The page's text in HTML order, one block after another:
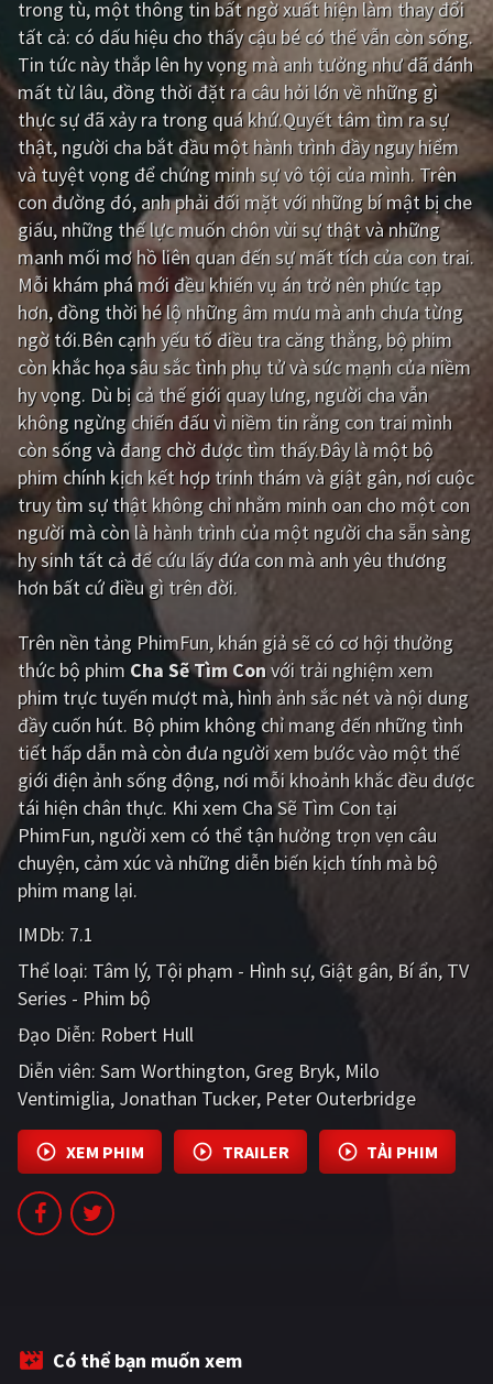
Giật gân Gia đình
Bí ẩn Lịch sử
Viễn Tây Tiểu sử
GameShow DramaTV
QUỐC GIA
Âu - Mỹ Trung Quốc - Hồng Kông
Hàn Quốc Nhật Bản
Ấn Độ Việt Nam
Tổng hợp
CẬP NHẬT
PHIM MỚI
PHIM BỘ
PHIM LẺ
PHIM CHIẾU RẠP
TUYỂN TẬP PHIM
BLOG
trong tù, một thông tin bất ngờ xuất hiện làm thay đổi
tất cả: có dấu hiệu cho thấy cậu bé có thể vẫn còn sống.
Tin tức này thắp lên hy vọng mà anh tưởng như đã đánh
mất từ lâu, đồng thời đặt ra câu hỏi lớn về những gì
thực sự đã xảy ra trong quá khứ.Quyết tâm tìm ra sự
thật, người cha bắt đầu một hành trình đầy nguy hiểm
và tuyệt vọng để chứng minh sự vô tội của mình. Trên
con đường đó, anh phải đối mặt với những bí mật bị che
giấu, những thế lực muốn chôn vùi sự thật và những
manh mối mơ hồ liên quan đến sự mất tích của con trai.
Mỗi khám phá mới đều khiến vụ án trở nên phức tạp
hơn, đồng thời hé lộ những âm mưu mà anh chưa từng
ngờ tới.Bên cạnh yếu tố điều tra căng thẳng, bộ phim
còn khắc họa sâu sắc tình phụ tử và sức mạnh của niềm
hy vọng. Dù bị cả thế giới quay lưng, người cha vẫn
không ngừng chiến đấu vì niềm tin rằng con trai mình
còn sống và đang chờ được tìm thấy.Đây là một bộ
phim chính kịch kết hợp trinh thám và giật gân, nơi cuộc
truy tìm sự thật không chỉ nhằm minh oan cho một con
người mà còn là hành trình của một người cha sẵn sàng
hy sinh tất cả để cứu lấy đứa con mà anh yêu thương
hơn bất cứ điều gì trên đời.
Trên nền tảng PhimFun, khán giả sẽ có cơ hội thưởng
thức bộ phim Cha Sẽ Tìm Convới trải nghiệm xem
phim trực tuyến mượt mà, hình ảnh sắc nét và nội dung
đầy cuốn hút. Bộ phim không chỉ mang đến những tình
tiết hấp dẫn mà còn đưa người xem bước vào một thế
giới điện ảnh sống động, nơi mỗi khoảnh khắc đều được
tái hiện chân thực. Khi xem Cha Sẽ Tìm Con tại
PhimFun, người xem có thể tận hưởng trọn vẹn câu
chuyện, cảm xúc và những diễn biến kịch tính mà bộ
phim mang lại.
IMDb: 7.1
Thể loại: Tâm lý Tội phạm - Hình sự Giật gân Bí ẩn TV
Series - Phim bộ
Đạo Diễn: Robert Hull
Diễn viên: Sam Worthington Greg Bryk Milo
Ventimiglia Jonathan Tucker Peter Outerbridge
XEM PHIM TRAILER TẢI PHIM
Có thể bạn muốn xem